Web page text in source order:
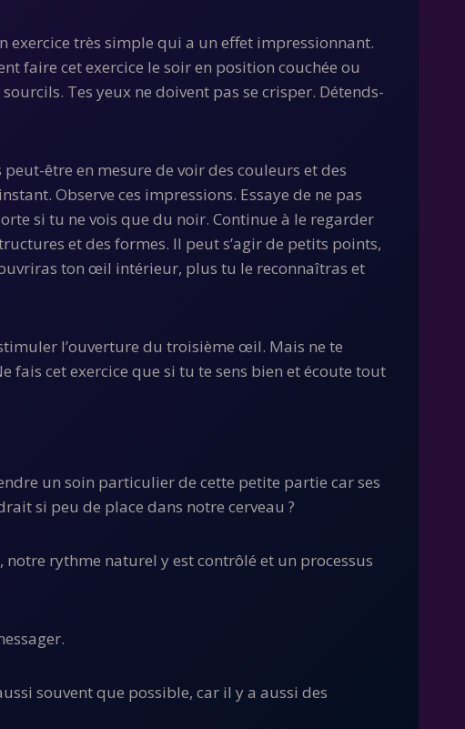
exercice très simple qui a un effet impressionnant.
faire cet exercice le soir en position couchée ou
Tes yeux ne doivent pas se crisper. Détends-
être en mesure de voir des couleurs et des
Observe ces impressions. Essaye de ne pas
si tu ne vois que du noir. Continue à le regarder
et des formes. Il peut s’agir de petits points,
ton œil intérieur, plus tu le reconnaîtras et
l’ouverture du troisième œil. Mais ne te
fais cet exercice que si tu te sens bien et écoute tout
un soin particulier de cette petite partie car ses
si peu de place dans notre cerveau ?
rythme naturel y est contrôlé et un processus
souvent que possible, car il y a aussi des